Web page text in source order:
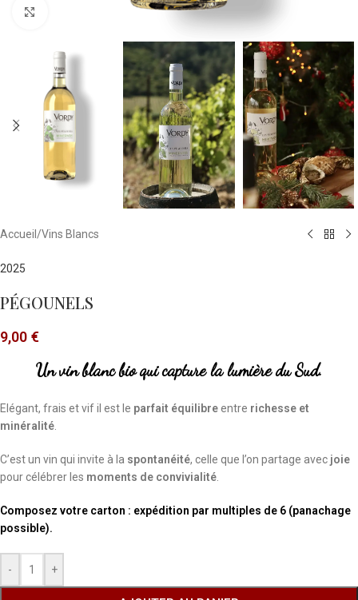
Cliquez pour agrandir
Accueil /Vins Blancs
2025
PÉGOUNELS
9,00 €
Un vin blanc bio qui capture la lumière du Sud.
Elégant, frais et vif il est le parfait équilibreentre richesse et
minéralité
C’est un vin qui invite à la spontanéité, celle que l’on partage avec joie
pour célébrer les moments de convivialité
Composez votre carton : expédition par multiples de 6 (panachage
possible).
- +